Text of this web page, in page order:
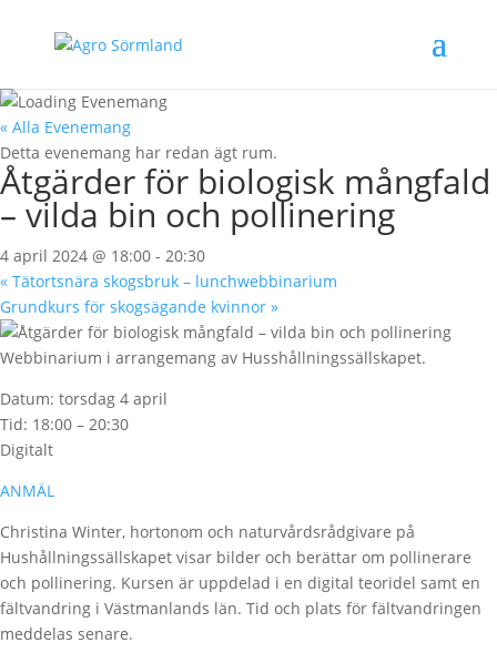
« Alla Evenemang
Detta evenemang har redan ägt rum.
Åtgärder för biologisk mångfald
– vilda bin och pollinering
4 april 2024 @ 18:00 - 20:30
« Tätortsnära skogsbruk – lunchwebbinarium
Grundkurs för skogsägande kvinnor »
Webbinarium i arrangemang av Husshållningssällskapet.
Datum: torsdag 4 april
Tid: 18:00 – 20:30
Digitalt
ANMÄL
Christina Winter, hortonom och naturvårdsrådgivare på
Hushållningssällskapet visar bilder och berättar om pollinerare
och pollinering. Kursen är uppdelad i en digital teoridel samt en
fältvandring i Västmanlands län. Tid och plats för fältvandringen
meddelas senare.